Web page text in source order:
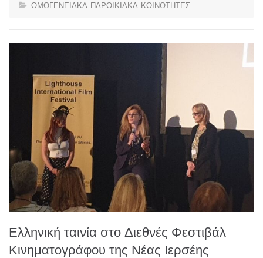
ΟΜΟΓΕΝΕΙΑΚΑ-ΠΑΡΟΙΚΙΑΚΑ-ΚΟΙΝΟΤΗΤΕΣ
Ελληνική ταινία στο Διεθνές Φεστιβάλ
Κινηματογράφου της Νέας Ιερσέης